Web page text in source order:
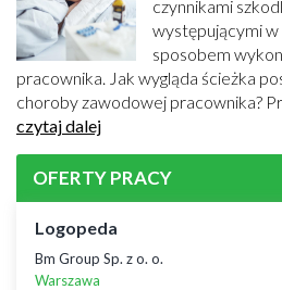
czynnikami
występującymi
sposobem
pracownika. Jak wygląda ścieżka
choroby zawodowej pracownika?
czytaj dalej
OFERTY PRACY
Logopeda
Bm Group Sp. z o. o.
Warszawa